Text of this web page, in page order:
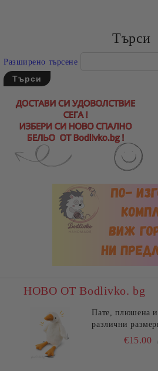
Търси
Разширено търсене
НОВО ОТ Bodlivko. bg
Пате, плюшена
различни
€15.00